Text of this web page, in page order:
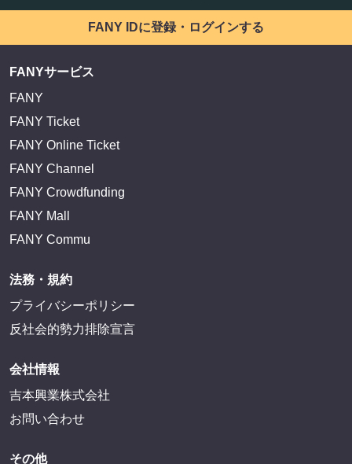
FANY IDに登録・ログインする
FANYサービス
FANY
FANY Ticket
FANY Online Ticket
FANY Channel
FANY Crowdfunding
FANY Mall
FANY Commu
法務・規約
プライバシーポリシー
反社会的勢力排除宣言
会社情報
吉本興業株式会社
お問い合わせ
その他